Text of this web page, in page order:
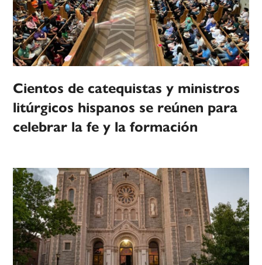
Cientos de catequistas y ministros
litúrgicos hispanos se reúnen para
celebrar la fe y la formación